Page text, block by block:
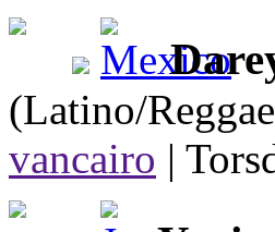
(Latino/
vancairo |